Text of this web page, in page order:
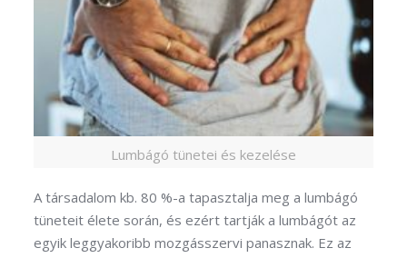
Lumbágó tünetei és kezelése
A társadalom kb. 80 %-a tapasztalja meg a lumbágó
tüneteit élete során, és ezért tartják a lumbágót az
egyik leggyakoribb mozgásszervi panasznak. Ez az